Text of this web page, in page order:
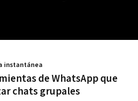
de WhatsApp que
chats grupales
instantánea